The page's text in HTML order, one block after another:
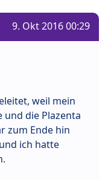
9. Okt 2016 00:29
weil mein
die Plazenta
zum Ende hin
ich hatte